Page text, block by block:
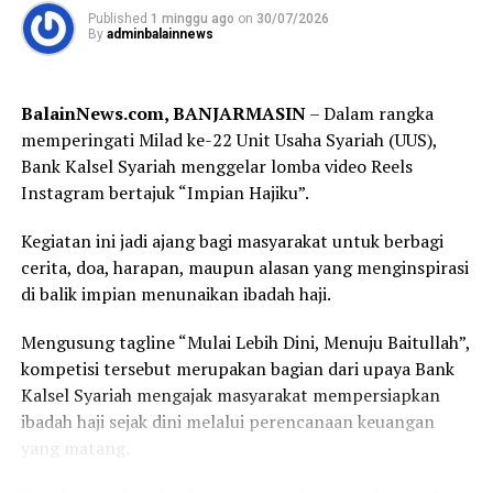
0
jajaran Forum Koordinasi Pimpinan Daerah
(Forkopimda) Kalimantan Selatan, di antaranya Ketua
Provinsi Kalimantan Selatan, Bupati Hulu Sungai
Tengah, serta jajaran TNI, Polri, dan pemerintah daerah.
Dalam sambutannya, Gubernur H. Muhidin mengajak
memperkuat persaudaraan sekaligus membangun
prestasi sepak bola Banua.
baik, lancar, serta mendapat bimbingan dan petunjuk
dari Allah SWT. Atas nama Pemerintah Provinsi
Kalimantan Selatan, saya menyampaikan apresiasi
kepada Pangdam XXII/Tambun Bungai beserta seluruh
panitia atas terselenggaranya kompetisi yang menjadi
Published 1 minggu ago on 30/07/2026
By adminbalainnews
BalainNews.com, BANJARMASIN– Dalam rangka
memperingati Milad ke-22 Unit Usaha Syariah (UUS),
Bank Kalsel Syariah menggelar lomba video Reels
Instagram bertajuk “Impian Hajiku”.
Kegiatan ini jadi ajang bagi masyarakat untuk berbagi
cerita, doa, harapan, maupun alasan yang menginspirasi
di balik impian menunaikan ibadah haji.
Mengusung tagline “Mulai Lebih Dini, Menuju Baitullah”,
kompetisi tersebut merupakan bagian dari upaya Bank
Kalsel Syariah mengajak masyarakat mempersiapkan
ibadah haji sejak dini melalui perencanaan keuangan
yang matang.